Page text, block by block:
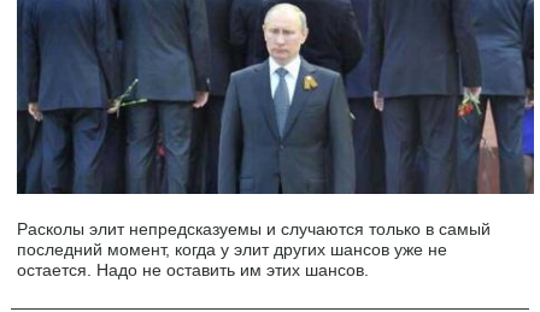
Расколы элит непредсказуемы и случаются только в самый
последний момент, когда у элит других шансов уже не
остается. Надо не оставить им этих шансов.